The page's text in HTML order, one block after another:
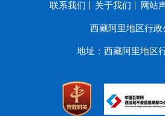
联系我们 关于我们 网站
西藏阿里地区行政
地址：西藏阿里地区